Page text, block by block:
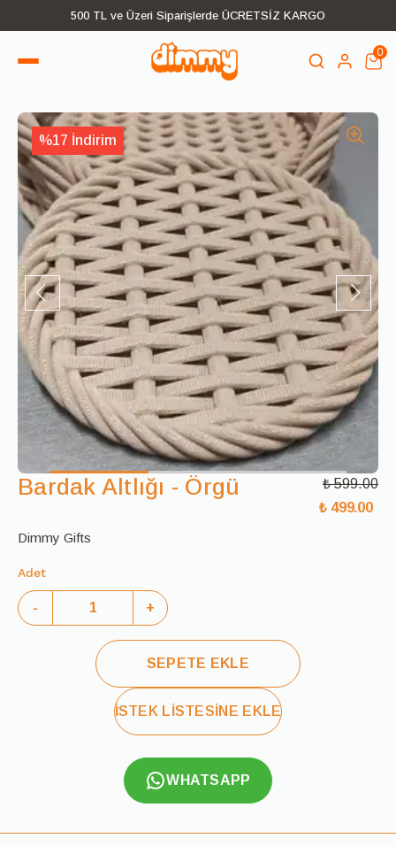
500 TL ve Üzeri Siparişlerde ÜCRETSİZ KARGO
0
%17 İndirim
Bardak Altlığı - Örgü
₺ 599.00
₺ 499.00
Dimmy Gifts
Adet
- +
SEPETE EKLE
İSTEK LİSTESİNE EKLE
WHATSAPP